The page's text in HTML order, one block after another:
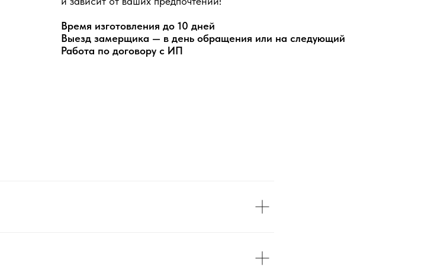
Время изготовления до 10 дней
Выезд замерщика — в день обращения или на следующий
Работа по договору с ИП